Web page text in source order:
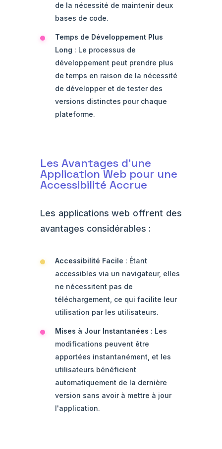
de la nécessité de maintenir deux
bases de code.
Temps de Développement Plus
Long : Le processus de
développement peut prendre plus
de temps en raison de la nécessité
de développer et de tester des
versions distinctes pour chaque
plateforme.
Les Avantages d'une
Application Web pour une
Accessibilité Accrue
Les applications web offrent des
avantages considérables :
Accessibilité Facile : Étant
accessibles via un navigateur, elles
ne nécessitent pas de
téléchargement, ce qui facilite leur
utilisation par les utilisateurs.
Mises à Jour Instantanées : Les
modifications peuvent être
apportées instantanément, et les
utilisateurs bénéficient
automatiquement de la dernière
version sans avoir à mettre à jour
l'application.